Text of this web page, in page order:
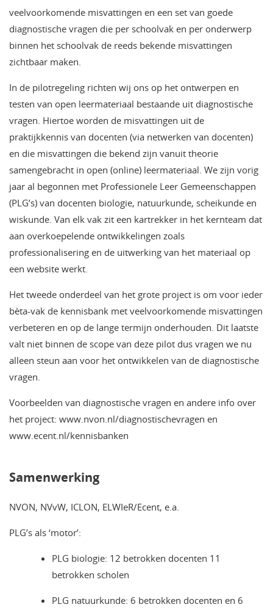
veelvoorkomende misvattingen en een set van goede
diagnostische vragen die per schoolvak en per onderwerp
binnen het schoolvak de reeds bekende misvattingen
zichtbaar maken.
In de pilotregeling richten wij ons op het ontwerpen en
testen van open leermateriaal bestaande uit diagnostische
vragen. Hiertoe worden de misvattingen uit de
praktijkkennis van docenten (via netwerken van docenten)
en die misvattingen die bekend zijn vanuit theorie
samengebracht in open (online) leermateriaal. We zijn vorig
jaar al begonnen met Professionele Leer Gemeenschappen
(PLG’s) van docenten biologie, natuurkunde, scheikunde en
wiskunde. Van elk vak zit een kartrekker in het kernteam dat
aan overkoepelende ontwikkelingen zoals
professionalisering en de uitwerking van het materiaal op
een website werkt.
Het tweede onderdeel van het grote project is om voor ieder
bèta-vak de kennisbank met veelvoorkomende misvattingen
verbeteren en op de lange termijn onderhouden. Dit laatste
valt niet binnen de scope van deze pilot dus vragen we nu
alleen steun aan voor het ontwikkelen van de diagnostische
vragen.
Voorbeelden van diagnostische vragen en andere info over
het project: www.nvon.nl/diagnostischevragen en
www.ecent.nl/kennisbanken
Samenwerking
NVON, NVvW, ICLON, ELWIeR/Ecent, e.a.
PLG’s als ‘motor’:
PLG biologie: 12 betrokken docenten 11
betrokken scholen
PLG natuurkunde: 6 betrokken docenten en 6